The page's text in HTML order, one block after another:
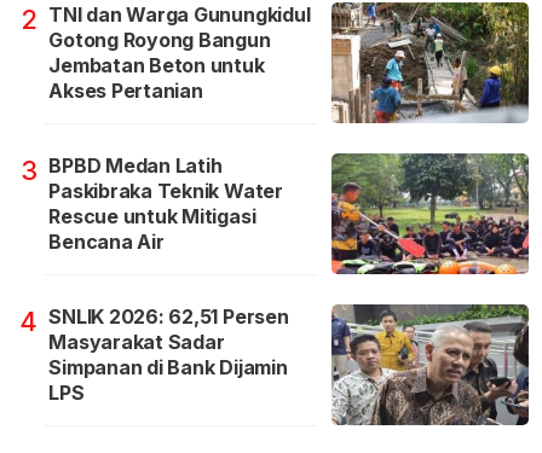
2 TNI dan Warga Gunungkidul
Gotong Royong Bangun
Jembatan Beton untuk
Akses Pertanian
3 BPBD Medan Latih
Paskibraka Teknik Water
Rescue untuk Mitigasi
Bencana Air
4 SNLIK 2026: 62,51 Persen
Masyarakat Sadar
Simpanan di Bank Dijamin
LPS